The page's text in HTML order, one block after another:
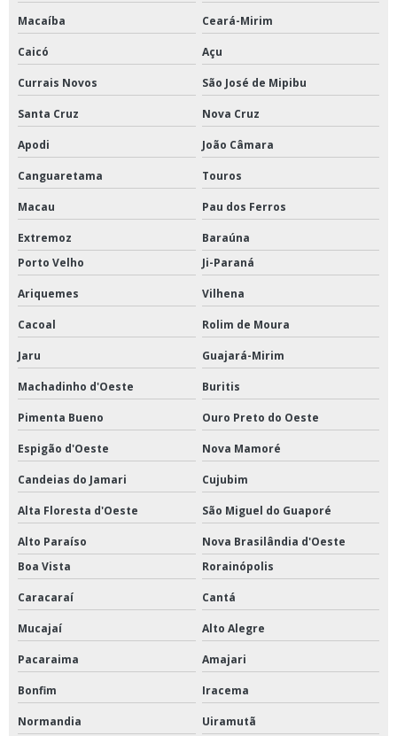
Macaíba Ceará-Mirim
Caicó Açu
Currais Novos São José de Mipibu
Santa Cruz Nova Cruz
Apodi João Câmara
Canguaretama Touros
Macau Pau dos Ferros
Extremoz
Baraúna
Porto Velho
Ji-Paraná
Ariquemes Vilhena
Cacoal Rolim de Moura
Jaru Guajará-Mirim
Machadinho d'Oeste Buritis
Pimenta Bueno Ouro Preto do Oeste
Espigão d'Oeste Nova Mamoré
Candeias do Jamari Cujubim
Alta Floresta d'Oeste São Miguel do Guaporé
Alto Paraíso
Nova Brasilândia d'Oeste
Boa Vista
Rorainópolis
Caracaraí Cantá
Mucajaí Alto Alegre
Pacaraima Amajari
Bonfim Iracema
Normandia Uiramutã